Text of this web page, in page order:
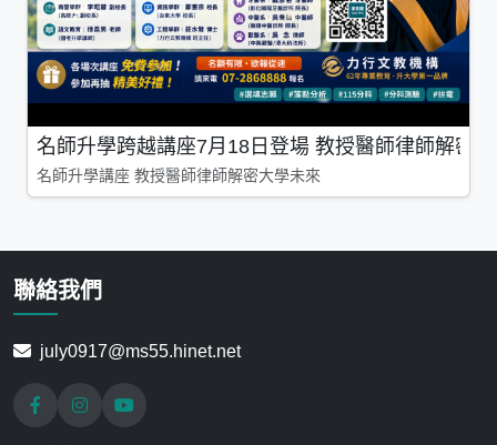
名師升學跨越講座7月18日登場 教授醫師律師解密
名師升學講座 教授醫師律師解密大學未來
聯絡我們
july0917@ms55.hinet.net